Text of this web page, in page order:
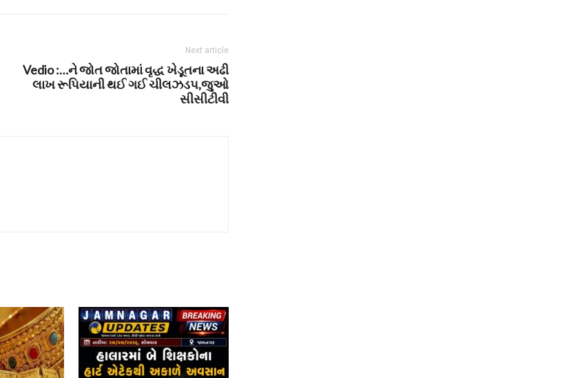
Next article
Vedio :…ને જોત જોતામાં વૃદ્ધ ખેડૂતના અઢી
લાખ રૂપિયાની થઈ ગઈ ચીલઝડપ,જુઓ
સીસીટીવી